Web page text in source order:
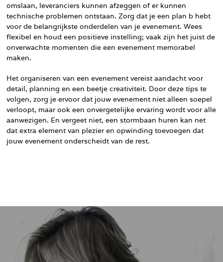
omslaan, leveranciers kunnen afzeggen of er kunnen
technische problemen ontstaan. Zorg dat je een plan b hebt
voor de belangrijkste onderdelen van je evenement. Wees
flexibel en houd een positieve instelling; vaak zijn het juist de
onverwachte momenten die een evenement memorabel
maken.
Het organiseren van een evenement vereist aandacht voor
detail, planning en een beetje creativiteit. Door deze tips te
volgen, zorg je ervoor dat jouw evenement niet alleen soepel
verloopt, maar ook een onvergetelijke ervaring wordt voor alle
aanwezigen. En vergeet niet, een stormbaan huren kan net
dat extra element van plezier en opwinding toevoegen dat
jouw evenement onderscheidt van de rest.